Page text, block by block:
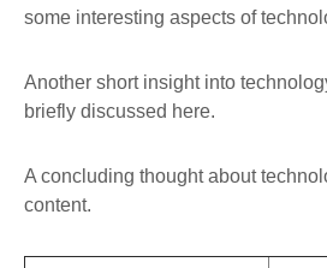
some interesting aspects of
Another short insight into
briefly discussed here.
A concluding thought about
content.